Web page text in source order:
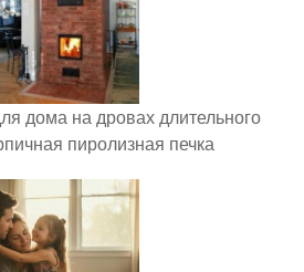
дома на дровах длительного
пиролизная печка